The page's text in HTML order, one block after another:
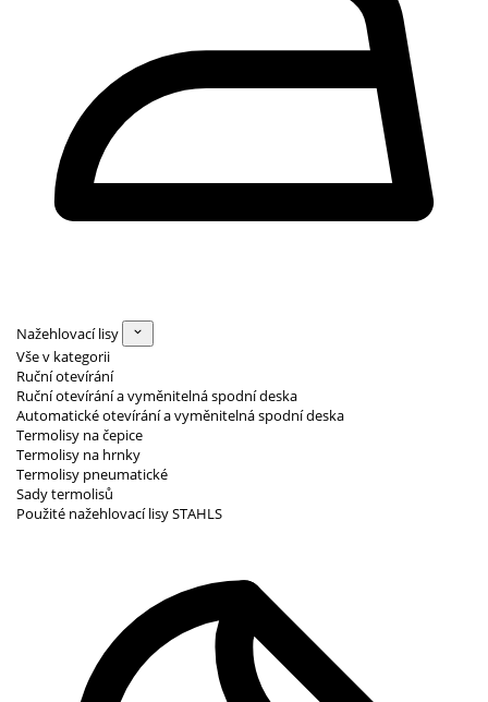
Nažehlovací lisy
Vše v kategorii
Ruční otevírání
Ruční otevírání a vyměnitelná spodní deska
Automatické otevírání a vyměnitelná spodní deska
Termolisy na čepice
Termolisy na hrnky
Termolisy pneumatické
Sady termolisů
Použité nažehlovací lisy STAHLS